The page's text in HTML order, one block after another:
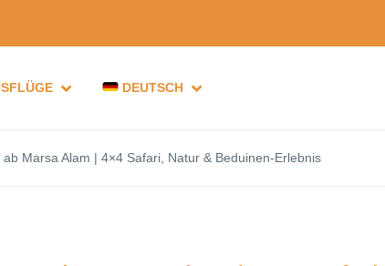
DEUTSCH
Marsa Alam | 4×4 Safari, Natur & Beduinen-Erlebnis